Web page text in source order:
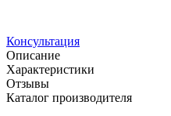
Консультация
Описание
Характеристики
Отзывы
Каталог производителя